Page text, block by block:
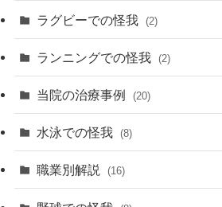
ラグビーでの怪我 (2)
ランニングでの怪我 (2)
当院の治療事例 (20)
水泳での怪我 (8)
職業別解説 (16)